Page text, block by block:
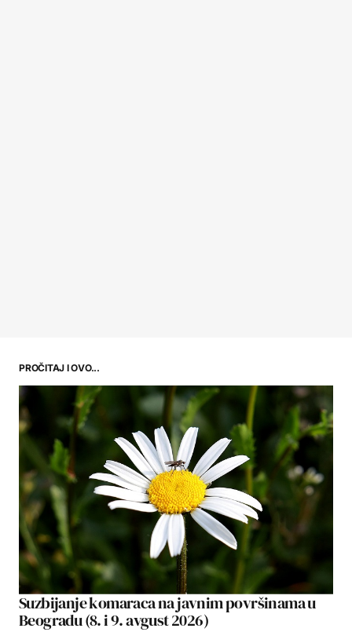
PROČITAJ I OVO...
Suzbijanje komaraca na javnim površinama u
Beogradu (8. i 9. avgust 2026)